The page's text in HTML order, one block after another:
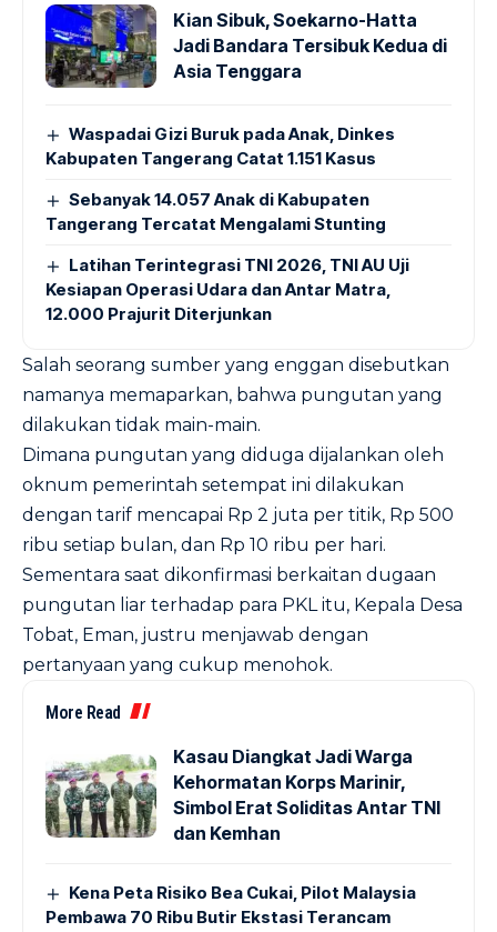
Kian Sibuk, Soekarno-Hatta
Jadi Bandara Tersibuk Kedua di
Asia Tenggara
Waspadai Gizi Buruk pada Anak, Dinkes
Kabupaten Tangerang Catat 1.151 Kasus
Sebanyak 14.057 Anak di Kabupaten
Tangerang Tercatat Mengalami Stunting
Latihan Terintegrasi TNI 2026, TNI AU Uji
Kesiapan Operasi Udara dan Antar Matra,
12.000 Prajurit Diterjunkan
Salah seorang sumber yang enggan disebutkan
namanya memaparkan, bahwa pungutan yang
dilakukan tidak main-main.
Dimana pungutan yang diduga dijalankan oleh
oknum pemerintah setempat ini dilakukan
dengan tarif mencapai Rp 2 juta per titik, Rp 500
ribu setiap bulan, dan Rp 10 ribu per hari.
Sementara saat dikonfirmasi berkaitan dugaan
pungutan liar terhadap para PKL itu, Kepala Desa
Tobat, Eman, justru menjawab dengan
pertanyaan yang cukup menohok.
More Read
Kasau Diangkat Jadi Warga
Kehormatan Korps Marinir,
Simbol Erat Soliditas Antar TNI
dan Kemhan
Kena Peta Risiko Bea Cukai, Pilot Malaysia
Pembawa 70 Ribu Butir Ekstasi Terancam